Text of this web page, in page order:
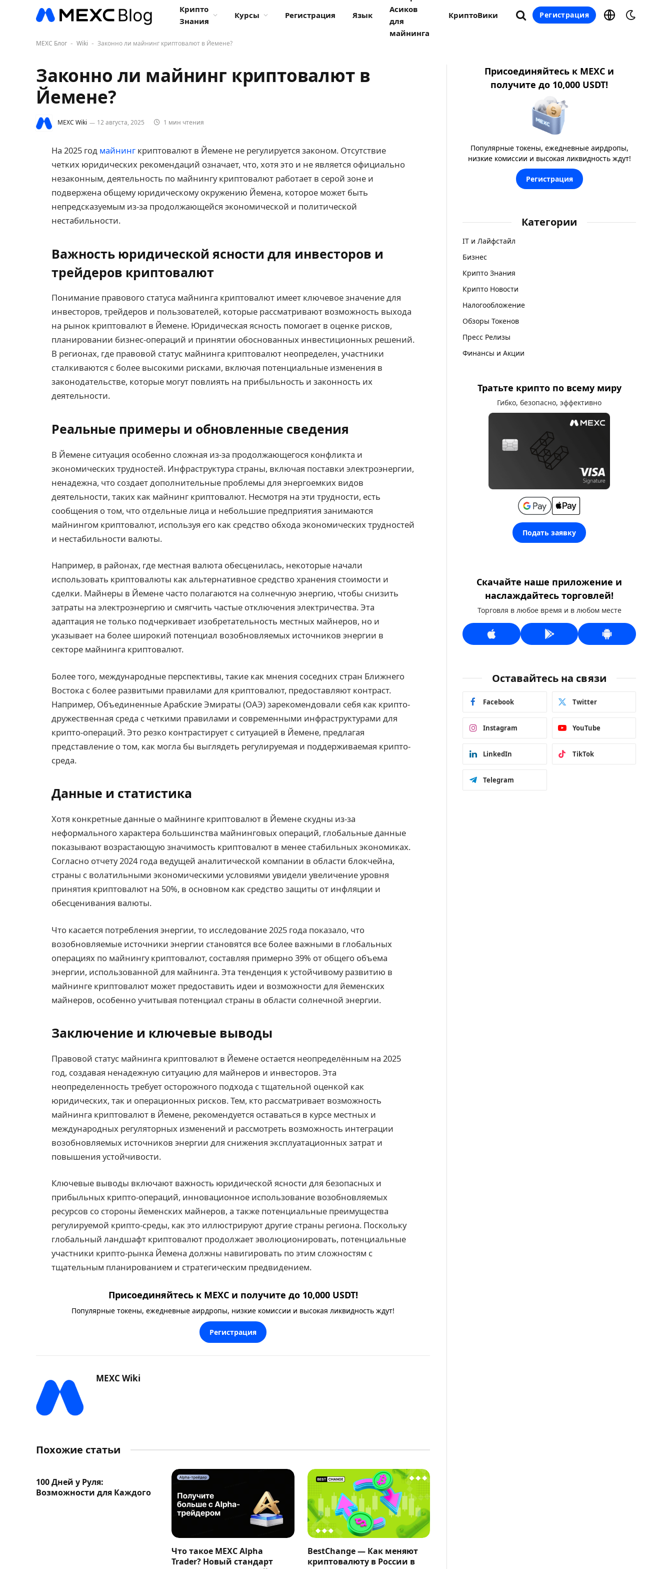
Крипто
Знания
Курсы Регистрация Язык
Асиков
для
майнинга
КриптоВики Регистрация
MEXC Блог - Wiki - Законно ли майнинг криптовалют в Йемене?
Законно ли майнинг криптовалют в
Йемене?
MEXC Wiki 12 августа, 2025 1 мин чтения
На 2025 год майнинг криптовалют в Йемене не регулируется законом. Отсутствие
четких юридических рекомендаций означает, что, хотя это и не является официально
незаконным, деятельность по майнингу криптовалют работает в серой зоне и
подвержена общему юридическому окружению Йемена, которое может быть
непредсказуемым из-за продолжающейся экономической и политической
нестабильности.
Важность юридической ясности для инвесторов и
трейдеров криптовалют
Понимание правового статуса майнинга криптовалют имеет ключевое значение для
инвесторов, трейдеров и пользователей, которые рассматривают возможность выхода
на рынок криптовалют в Йемене. Юридическая ясность помогает в оценке рисков,
планировании бизнес-операций и принятии обоснованных инвестиционных решений.
В регионах, где правовой статус майнинга криптовалют неопределен, участники
сталкиваются с более высокими рисками, включая потенциальные изменения в
законодательстве, которые могут повлиять на прибыльность и законность их
деятельности.
Реальные примеры и обновленные сведения
В Йемене ситуация особенно сложная из-за продолжающегося конфликта и
экономических трудностей. Инфраструктура страны, включая поставки электроэнергии,
ненадежна, что создает дополнительные проблемы для энергоемких видов
деятельности, таких как майнинг криптовалют. Несмотря на эти трудности, есть
сообщения о том, что отдельные лица и небольшие предприятия занимаются
майнингом криптовалют, используя его как средство обхода экономических трудностей
и нестабильности валюты.
Например, в районах, где местная валюта обесценилась, некоторые начали
использовать криптовалюты как альтернативное средство хранения стоимости и
сделки. Майнеры в Йемене часто полагаются на солнечную энергию, чтобы снизить
затраты на электроэнергию и смягчить частые отключения электричества. Эта
адаптация не только подчеркивает изобретательность местных майнеров, но и
указывает на более широкий потенциал возобновляемых источников энергии в
секторе майнинга криптовалют.
Более того, международные перспективы, такие как мнения соседних стран Ближнего
Востока с более развитыми правилами для криптовалют, предоставляют контраст.
Например, Объединенные Арабские Эмираты (ОАЭ) зарекомендовали себя как крипто-
дружественная среда с четкими правилами и современными инфраструктурами для
крипто-операций. Это резко контрастирует с ситуацией в Йемене, предлагая
представление о том, как могла бы выглядеть регулируемая и поддерживаемая крипто-
среда.
Данные и статистика
Хотя конкретные данные о майнинге криптовалют в Йемене скудны из-за
неформального характера большинства майнинговых операций, глобальные данные
показывают возрастающую значимость криптовалют в менее стабильных экономиках.
Согласно отчету 2024 года ведущей аналитической компании в области блокчейна,
страны с волатильными экономическими условиями увидели увеличение уровня
принятия криптовалют на 50%, в основном как средство защиты от инфляции и
обесценивания валюты.
Что касается потребления энергии, то исследование 2025 года показало, что
возобновляемые источники энергии становятся все более важными в глобальных
операциях по майнингу криптовалют, составляя примерно 39% от общего объема
энергии, использованной для майнинга. Эта тенденция к устойчивому развитию в
майнинге криптовалют может предоставить идеи и возможности для йеменских
майнеров, особенно учитывая потенциал страны в области солнечной энергии.
Заключение и ключевые выводы
Правовой статус майнинга криптовалют в Йемене остается неопределённым на 2025
год, создавая ненадежную ситуацию для майнеров и инвесторов. Эта
неопределенность требует осторожного подхода с тщательной оценкой как
юридических, так и операционных рисков. Тем, кто рассматривает возможность
майнинга криптовалют в Йемене, рекомендуется оставаться в курсе местных и
международных регуляторных изменений и рассмотреть возможность интеграции
возобновляемых источников энергии для снижения эксплуатационных затрат и
повышения устойчивости.
Ключевые выводы включают важность юридической ясности для безопасных и
прибыльных крипто-операций, инновационное использование возобновляемых
ресурсов со стороны йеменских майнеров, а также потенциальные преимущества
регулируемой крипто-среды, как это иллюстрируют другие страны региона. Поскольку
глобальный ландшафт криптовалют продолжает эволюционировать, потенциальные
участники крипто-рынка Йемена должны навигировать по этим сложностям с
тщательным планированием и стратегическим предвидением.
Присоединяйтесь к MEXC и получите до 10,000 USDT!
Популярные токены, ежедневные аирдропы, низкие комиссии и высокая ликвидность ждут!
Регистрация
MEXC Wiki
Похожие статьи
100 Дней у Руля:
Возможности для Каждого
Что такое MEXC Alpha
Trader? Новый стандарт
BestChange — Как меняют
криптовалюту в России в
Присоединяйтесь к MEXC и
получите до 10,000 USDT!
Популярные токены, ежедневные аирдропы,
низкие комиссии и высокая ликвидность ждут!
Регистрация
Категории
IT и Лайфстайл
Бизнес
Крипто Знания
Крипто Новости
Налогообложение
Обзоры Токенов
Пресс Релизы
Финансы и Акции
Тратьте крипто по всему миру
Гибко, безопасно, эффективно
Подать заявку
Скачайте наше приложение и
наслаждайтесь торговлей!
Торговля в любое время и в любом месте
Оставайтесь на связи
Facebook Twitter
Instagram YouTube
LinkedIn TikTok
Telegram